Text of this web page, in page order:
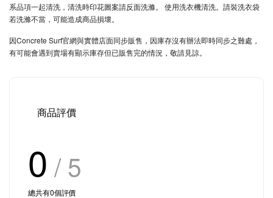
系品項一起清洗，清洗時印花圖案請反面洗滌。 使用洗衣機清洗。請裝洗衣袋
若洗滌不當，可能造成商品損壞。
因Concrete Surf官網與實體店面同步販售，因庫存沒有辦法即時同步之難處，
有可能會遇到賣場有顯示庫存但已販售完的情況，敬請見諒。
商品評價
0 / 5
總共有0個評價